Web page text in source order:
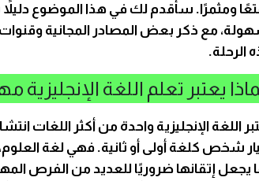
ومثمرًا. سأقدم لك في هذا الموضوع دليلاً
مع ذكر بعض المصادر المجانية
الرحلة.
يعتبر تعلم اللغة الإنجليزية
شخص كلغة أولى أو ثانية. فهي لغة العلوم،
يجعل إتقانها ضروريًا للعديد من الفرص